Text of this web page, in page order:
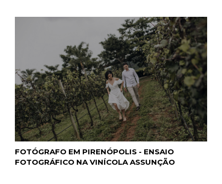
FOTÓGRAFO EM PIRENÓPOLIS - ENSAIO
FOTOGRÁFICO NA VINÍCOLA ASSUNÇÃO